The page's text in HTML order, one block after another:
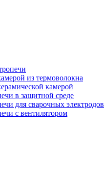
из термоволокна
камерой
в защитной среде
для cварочных электродов
с вентилятором